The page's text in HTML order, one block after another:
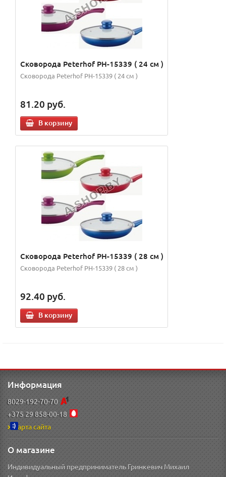
Сковорода Peterhof PH-15339 ( 24 см )
Сковорода Peterhof PH-15339 ( 24 см )
81.20 руб.
В корзину
Сковорода Peterhof PH-15339 ( 28 см )
Сковорода Peterhof PH-15339 ( 28 см )
92.40 руб.
В корзину
Информация
8029-192-70-70
+375 29 858-00-18
Карта сайта
О магазине
Индивидуальный предприниматель Гринкевич Михаил